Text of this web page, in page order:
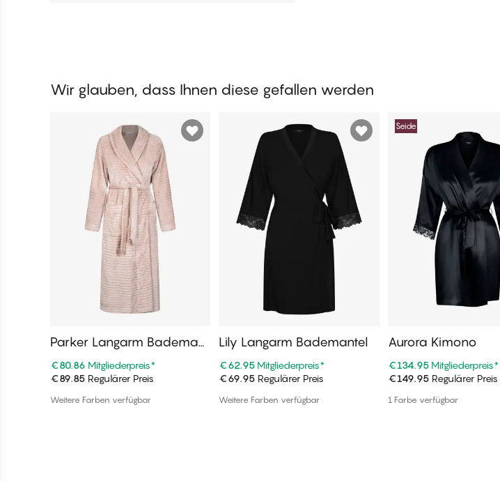
Wir glauben, dass Ihnen diese gefallen werden
In den Warenkorb
Parker Langarm Bademant
€80.86 Mitgliederpreis*
€89.85 Regulärer Preis
Weitere Farben verfügbar
In den Warenkorb
Lily Langarm Bademantel
€62.95 Mitgliederpreis*
€69.95 Regulärer Preis
Weitere Farben verfügbar
In den Warenkorb
Seide
Aurora Kimono
€134.95 Mitgliederpreis*
€149.95Regulärer Preis
1 Farbe verfügbar